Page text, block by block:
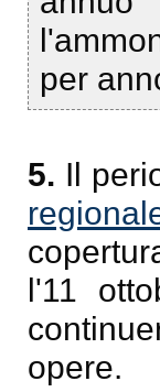
per
5. Il
l'11
opere.